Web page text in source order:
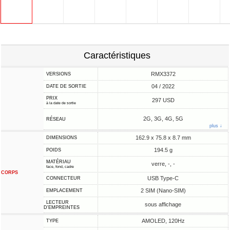
Caractéristiques
VERSIONS RMX3372
DATE DE SORTIE 04 / 2022
PRIX
à la date de sortie 297 USD
RÉSEAU 2G, 3G, 4G, 5G
plus ↓
CORPS
DIMENSIONS 162.9 x 75.8 x 8.7 mm
POIDS 194.5 g
MATÉRIAU
face, fond, cadre verre, -, -
CONNECTEUR USB Type-C
EMPLACEMENT 2 SIM (Nano-SIM)
LECTEUR
D'EMPREINTES
sous affichage
TYPE AMOLED, 120Hz